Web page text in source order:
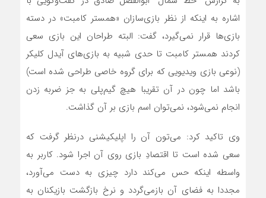
اشاره به اینکه از نظر بازی‌سازان «همستر کامبت» در دسته
بازی‌ها قرار نمی‌گیرد، گفت: البته طراحان این بازی سعی
کردند همستر کامبت تا حدی شبیه به بازی‌های آیدل کلیکر
(نوعی بازی ویدیویی که برای گروه خاصی طراحی شده است)
باشد اما چون در آن تقریبا هیچ گیم‌پلی به جز ضربه زدن
انجام نمی‌شود، نمی‌توان اسم بازی بر آن گذاشت.
وی تاکید کرد: می‌تون آن را اپلیکیشنی درنظر گرفت که
سعی شده است تا اقتصادِ بازی روی آن اجرا شود. کاربر به
واسطه اینکه حس می‌کند دارد چیزی به دست می‌آورد،
مجددا به فضای آن بازمی‌گردد و نرخ بازگشت بازیکنان به